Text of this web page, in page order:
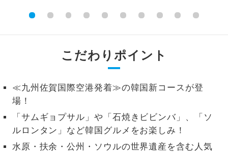
こだわりポイント
≪九州佐賀国際空港発着≫の韓国新コースが登
場！
「サムギョプサル」や「石焼きビビンバ」、「ソ
ルロンタン」など韓国グルメをお楽しみ！
水原・扶余・公州・ソウルの世界遺産を含む人気
1名様催行
2名様から出発可能な個人型プランで
おひとり様参
加限定
1名様1室同代
1名様1室利用でも追加料金がかからない
コースです。